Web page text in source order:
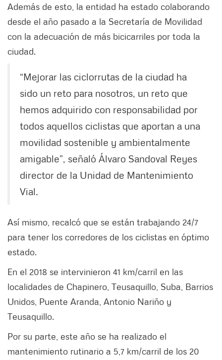
Además de esto, la entidad ha estado colaborando
desde el año pasado a la Secretaría de Movilidad
con la adecuación de más bicicarriles por toda la
ciudad.
“Mejorar las ciclorrutas de la ciudad ha
sido un reto para nosotros, un reto que
hemos adquirido con responsabilidad por
todos aquellos ciclistas que aportan a una
movilidad sostenible y ambientalmente
amigable”, señaló Álvaro Sandoval Reyes
director de la Unidad de Mantenimiento
Vial.
Así mismo, recalcó que se están trabajando 24/7
para tener los corredores de los ciclistas en óptimo
estado.
En el 2018 se intervinieron 41 km/carril en las
localidades de Chapinero, Teusaquillo, Suba, Barrios
Unidos, Puente Aranda, Antonio Nariño y
Teusaquillo.
Por su parte, este año se ha realizado el
mantenimiento rutinario a 5,7 km/carril de los 20